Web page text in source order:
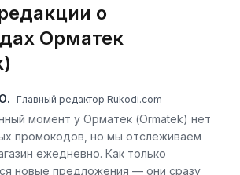
о
Орматек
Главный редактор Rukodi.com
момент у Орматек (Ormatek) нет
промокодов, но мы отслеживаем
ежедневно. Как только
новые предложения — они сразу